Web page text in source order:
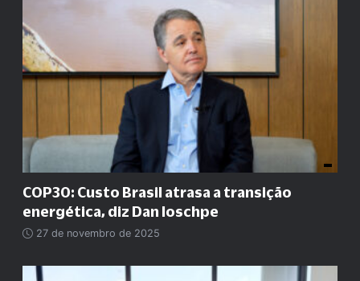
COP30: Custo Brasil atrasa a transição
energética, diz Dan Ioschpe
27 de novembro de 2025